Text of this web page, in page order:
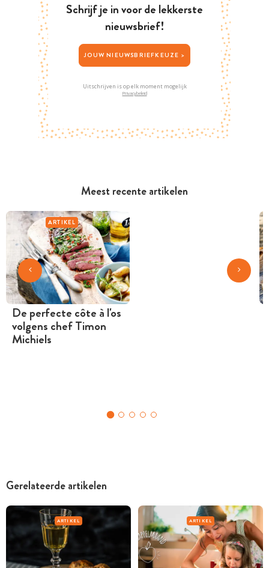
Meest recente artikelen
ARTIKEL
De perfecte côte à l'os
volgens chef Timon
Michiels
Schrijf je in voor de lekkerste
nieuwsbrief!
JOUW NIEUWSBRIEFKEUZE >
Uitschrijven is op elk moment mogelijk
Privacybeleid
Gerelateerde artikelen
ARTIKEL ARTIKEL